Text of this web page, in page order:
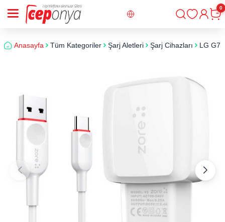
Giriş
0
Anasayfa Tüm Kategoriler Şarj Aletleri Şarj Cihazları LG G7